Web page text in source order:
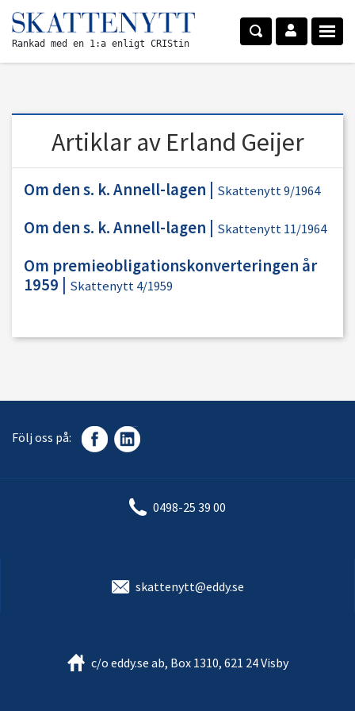
Rankad med en 1:a enligt CRIStin
Artiklar av Erland Geijer
Om den s. k. Annell-lagen Skattenytt 9/1964
Om den s. k. Annell-lagen Skattenytt 11/1964
Om premieobligationskonverteringen år
1959
Skattenytt 4/1959
Följ oss på:
0498-25 39 00
skattenytt@eddy.se
c/o eddy.se ab, Box 1310, 621 24 Visby